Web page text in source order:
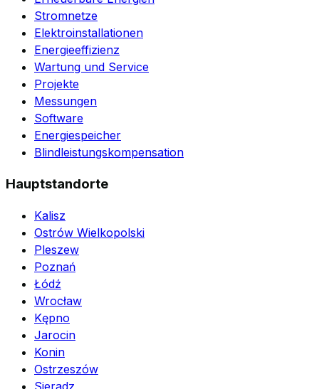
Stromnetze
Elektroinstallationen
Energieeffizienz
Wartung und Service
Projekte
Messungen
Software
Energiespeicher
Blindleistungskompensation
Hauptstandorte
Kalisz
Ostrów Wielkopolski
Pleszew
Poznań
Łódź
Wrocław
Kępno
Jarocin
Konin
Ostrzeszów